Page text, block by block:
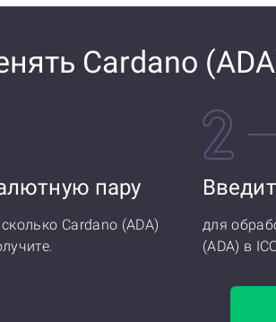
Cardano
пару
Cardano (ADA)
для
(ADA) в